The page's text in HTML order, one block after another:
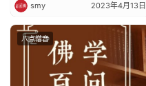
smy 2023年4月13日
八点僧音